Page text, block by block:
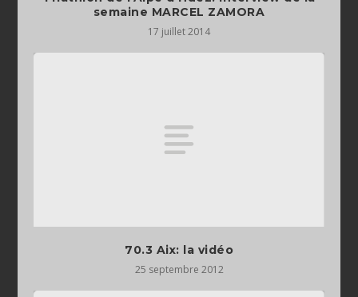
semaine MARCEL ZAMORA
17 juillet 2014
70.3 Aix: la vidéo
25 septembre 2012